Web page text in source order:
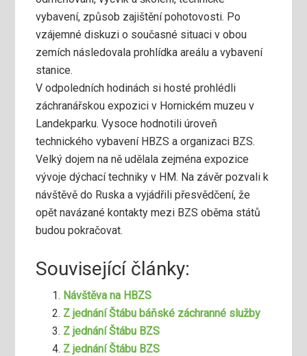
vybavení, způsob zajištění pohotovosti. Po
vzájemné diskuzi o současné situaci v obou
zemích následovala prohlídka areálu a vybavení
stanice.
V odpoledních hodinách si hosté prohlédli
záchranářskou expozici v Hornickém muzeu v
Landekparku. Vysoce hodnotili úroveň
technického vybavení HBZS a organizaci BZS.
Velký dojem na ně udělala zejména expozice
vývoje dýchací techniky v HM. Na závěr pozvali k
návštěvě do Ruska a vyjádřili přesvědčení, že
opět navázané kontakty mezi BZS oběma států
budou pokračovat.
Související články:
Návštěva na HBZS
Z jednání Štábu báňské záchranné služby
Z jednání Štábu BZS
Z jednání Štábu BZS